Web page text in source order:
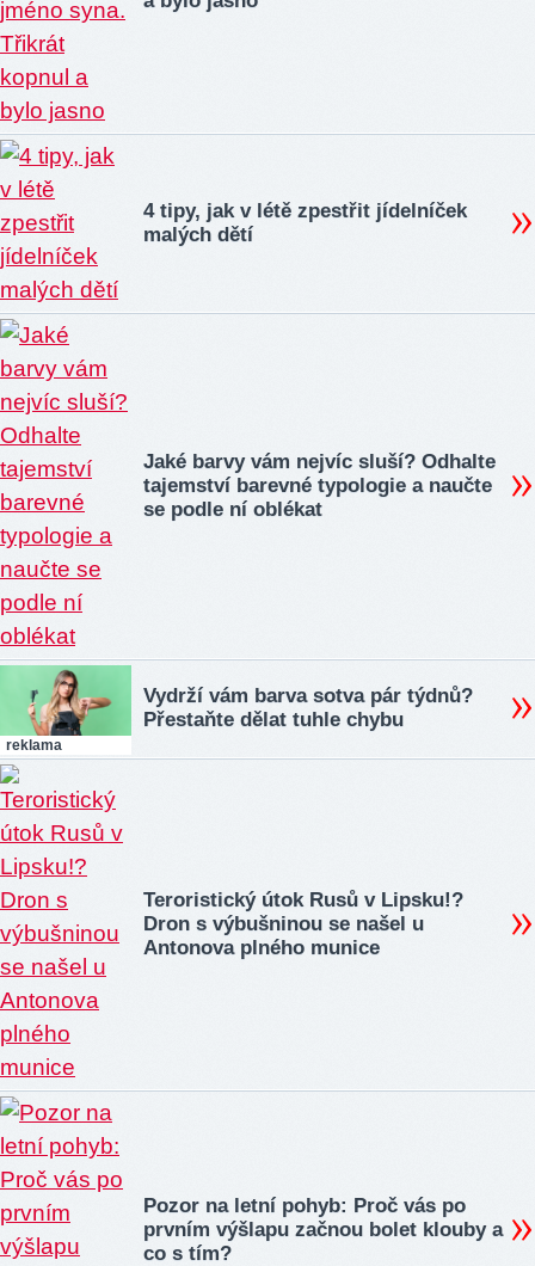
4 tipy, jak v létě zpestřit jídelníček
malých dětí
Jaké barvy vám nejvíc sluší? Odhalte
tajemství barevné typologie a naučte
se podle ní oblékat
reklama
Vydrží vám barva sotva pár týdnů?
Přestaňte dělat tuhle chybu
Teroristický útok Rusů v Lipsku!?
Dron s výbušninou se našel u
Antonova plného munice
Pozor na letní pohyb: Proč vás po
prvním výšlapu začnou bolet klouby a
co s tím?